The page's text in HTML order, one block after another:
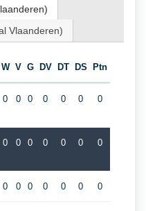
Vlaanderen)
W V G DV DT DS Ptn
0 0 0 0 0 0 0
0 0 0 0 0 0 0
0 0 0 0 0 0 0